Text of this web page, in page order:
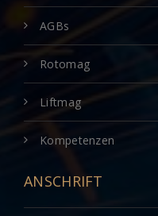
AGBs
Rotomag
Liftmag
Kompetenzen
ANSCHRIFT